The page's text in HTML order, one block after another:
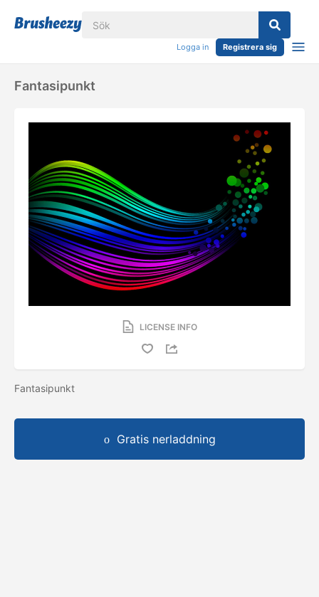
Logga in Registrera sig
Fantasipunkt
LICENSE INFO
Fantasipunkt
Gratis nerladdning